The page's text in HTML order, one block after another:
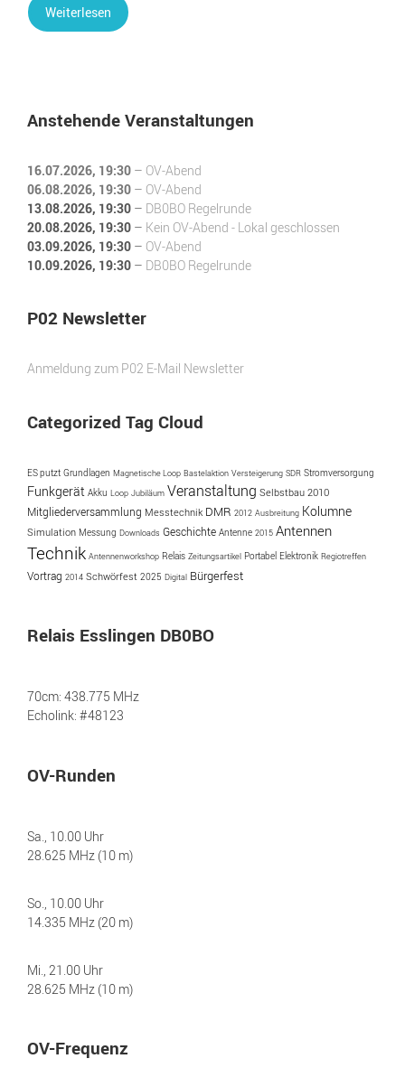
Weiterlesen
Anstehende Veranstaltungen
16.07.2026, 19:30 – OV-Abend
06.08.2026, 19:30 – OV-Abend
13.08.2026, 19:30 – DB0BO Regelrunde
20.08.2026, 19:30 – Kein OV-Abend - Lokal geschlossen
03.09.2026, 19:30 – OV-Abend
10.09.2026, 19:30 – DB0BO Regelrunde
P02 Newsletter
Anmeldung zum P02 E-Mail Newsletter
Categorized Tag Cloud
ES putzt Grundlagen Magnetische Loop Bastelaktion Versteigerung SDR Stromversorgung
Funkgerät Akku Loop Jubiläum Veranstaltung Selbstbau 2010
Mitgliederversammlung Messtechnik DMR 2012 Ausbreitung Kolumne
Simulation Messung Downloads Geschichte Antenne 2015 Antennen
Technik Antennenworkshop Relais Zeitungsartikel Portabel Elektronik Regiotreffen
Vortrag 2014 Schwörfest 2025 Digital Bürgerfest
Relais Esslingen DB0BO
70cm: 438.775 MHz
Echolink: #48123
OV-Runden
Sa., 10.00 Uhr
28.625 MHz (10 m)
So., 10.00 Uhr
14.335 MHz (20 m)
Mi., 21.00 Uhr
28.625 MHz (10 m)
OV-Frequenz